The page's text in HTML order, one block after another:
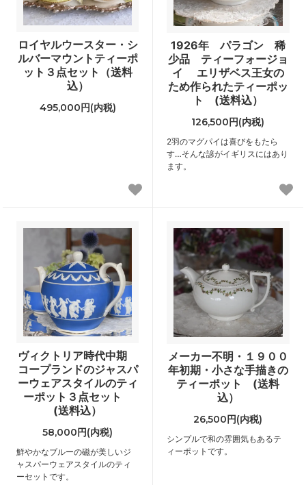
ロイヤルウースター・シ
ルバーマウントティーポ
ット３点セット（送料
込）
495,000円(内税)
1926年 パラゴン 稀
少品 ティーフォージョ
イ エリザベス王女の
ため作られたティーポッ
ト (送料込）
126,500円(内税)
2羽のマグパイは喜びをもたら
す…そんな諺がイギリスにはあり
ます。
ヴィクトリア時代中期
コープランドのジャスパ
ーウェアスタイルのティ
ーポット３点セット
(送料込）
58,000円(内税)
鮮やかなブルーの磁が美しいジ
ャスパーウェアスタイルのティ
ーセットです。
メーカー不明・１９００
年初期・小さな手描きの
ティーポット (送料
込）
26,500円(内税)
シンプルで和の雰囲気もあるテ
ィーポットです。